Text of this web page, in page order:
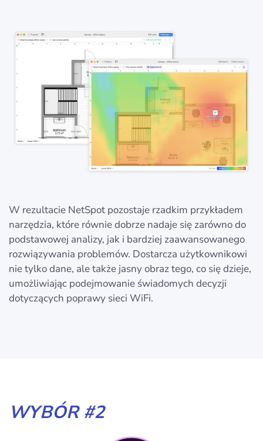
W rezultacie NetSpot pozostaje rzadkim przykładem
narzędzia, które równie dobrze nadaje się zarówno do
podstawowej analizy, jak i bardziej zaawansowanego
rozwiązywania problemów. Dostarcza użytkownikowi
nie tylko dane, ale także jasny obraz tego, co się dzieje,
umożliwiając podejmowanie świadomych decyzji
dotyczących poprawy sieci WiFi.
WYBÓR #2